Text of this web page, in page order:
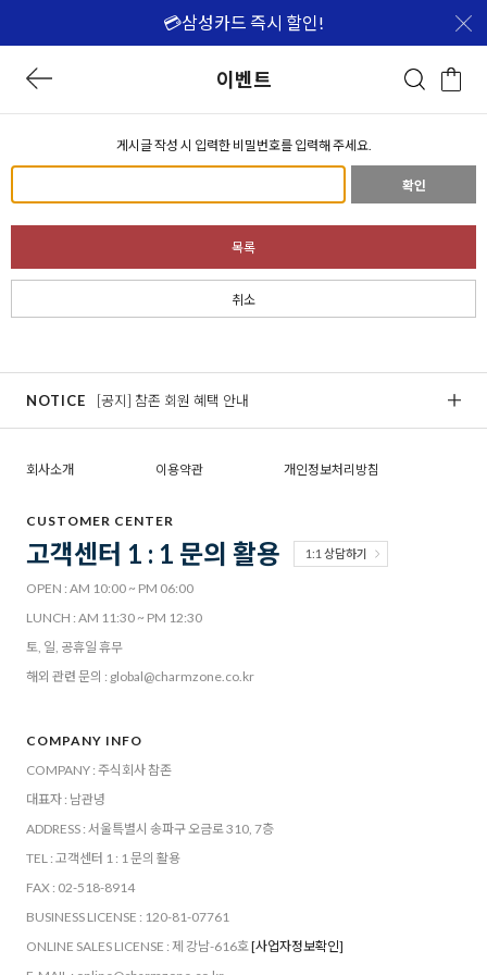
💳삼성카드 즉시 할인!
이벤트
게시글 작성 시 입력한 비밀번호를 입력해 주세요.
확인
목록
취소
NOTICE [공지] 참존 회원 혜택 안내
회사소개 이용약관 개인정보처리방침
CUSTOMER CENTER
고객센터 1 : 1 문의 활용 1:1 상담하기
OPEN : AM 10:00 ~ PM 06:00
LUNCH : AM 11:30 ~ PM 12:30
토, 일, 공휴일 휴무
해외 관련 문의 : global@charmzone.co.kr
COMPANY INFO
COMPANY : 주식회사 참존
대표자 : 남관녕
ADDRESS : 서울특별시 송파구 오금로 310, 7층
TEL : 고객센터 1 : 1 문의 활용
FAX : 02-518-8914
BUSINESS LICENSE : 120-81-07761
ONLINE SALES LICENSE : 제 강남-616호[사업자정보확인]